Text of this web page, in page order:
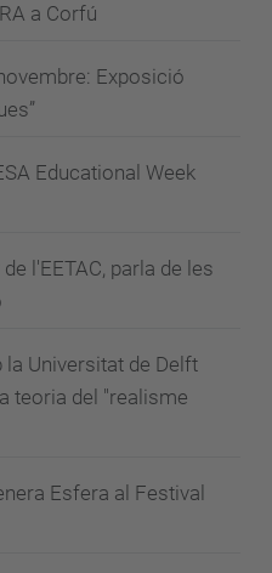
a Corfú
Exposició
Educational Week
l'EETAC, parla de les
la Universitat de Delft
teoria del "realisme
Esfera al Festival